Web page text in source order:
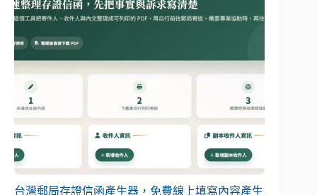
台灣郵局存證信函產生器，免費線上填寫內容產生